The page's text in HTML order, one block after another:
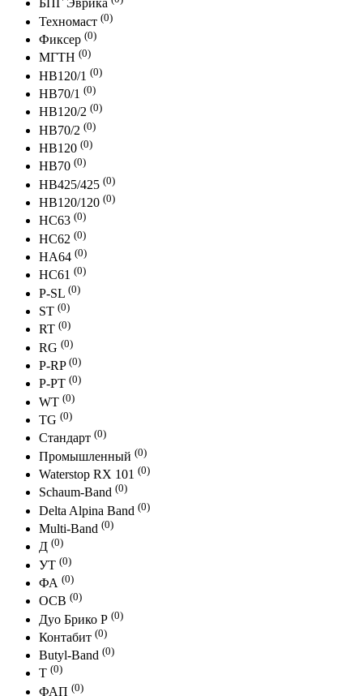
БПГ Эврика
Техномаст (0)
Фиксер (0)
МГТН (0)
HB120/1 (0)
HB70/1 (0)
HB120/2 (0)
HB70/2 (0)
HB120 (0)
HB70 (0)
HB425/425 (0)
HB120/120 (0)
HC63 (0)
HC62 (0)
HA64 (0)
HC61 (0)
P-SL (0)
ST (0)
RT (0)
RG (0)
P-RP (0)
P-PT (0)
WT (0)
TG (0)
Стандарт (0)
Промышленный (0)
Waterstop RX 101 (0)
Schaum-Band (0)
Delta Alpina Band (0)
Multi-Band (0)
Д (0)
УТ (0)
ФА (0)
ОСВ (0)
Дуо Брико Р (0)
Контабит (0)
Butyl-Band (0)
Т (0)
ФАП (0)